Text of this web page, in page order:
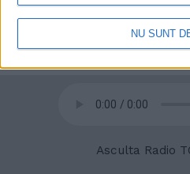
și făcând clic pe butonul
paginii web.
NU SUNT
Asculta Radio